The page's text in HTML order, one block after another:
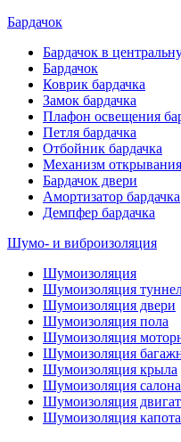
Бардачок
Бардачок в
Бардачок
Коврик бардачка
Замок бардачка
Плафон освещения
Петля бардачка
Отбойник бардачка
Механизм открывания
Бардачок двери
Амортизатор бардачка
Демпфер бардачка
Шумо- и виброизоляция
Шумоизоляция
Шумоизоляция
Шумоизоляция двери
Шумоизоляция пола
Шумоизоляция
Шумоизоляция
Шумоизоляция крыла
Шумоизоляция салона
Шумоизоляция
Шумоизоляция капота